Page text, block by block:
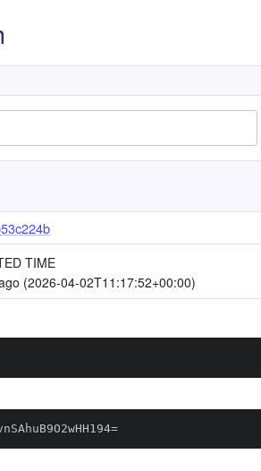
TIME
(2026-04-02T11:17:52+00:00)